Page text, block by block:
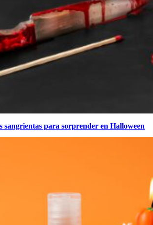
sangrientas para sorprender en Halloween